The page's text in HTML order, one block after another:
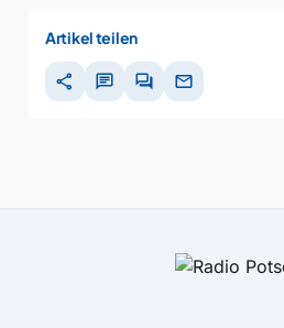
Artikel teilen
share chat forum mail